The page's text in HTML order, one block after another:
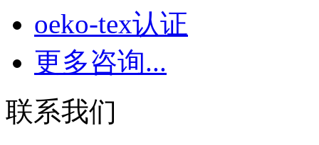
oeko-tex认证
更多咨询...
联系我们